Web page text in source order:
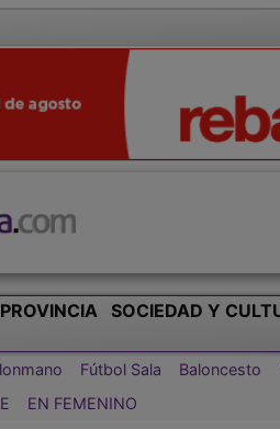
PROVINCIA SOCIEDAD Y
Fútbol Sala Baloncesto
EN FEMENINO